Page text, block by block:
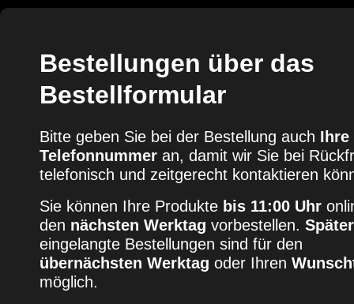
Bestellungen über das
Bestellformular
Bitte geben Sie bei der Bestellung auch Ihre
Telefonnummer an, damit wir Sie bei
telefonisch und zeitgerecht kontaktieren
Sie können Ihre Produkte bis 11:00 Uhr
den nächsten Werktag vorbestellen. Später
eingelangte Bestellungen sind für den
übernächsten Werktag oder Ihren
möglich.